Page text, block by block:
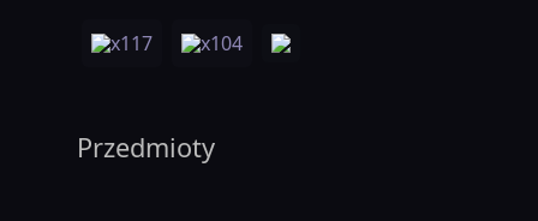
x117 x104
Przedmioty